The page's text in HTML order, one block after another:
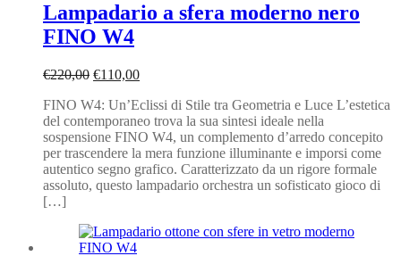
Lampadario a sfera moderno nero
FINO W4
€220,00 Il
originale
era:
€220,00.
€110,00Il
attuale
è:
€110,00.
FINO W4: Un’Eclissi di Stile tra Geometria e Luce L’estetica
del contemporaneo trova la sua sintesi ideale nella
sospensione FINO W4, un complemento d’arredo concepito
per trascendere la mera funzione illuminante e imporsi come
autentico segno grafico. Caratterizzato da un rigore formale
assoluto, questo lampadario orchestra un sofisticato gioco di
[…]